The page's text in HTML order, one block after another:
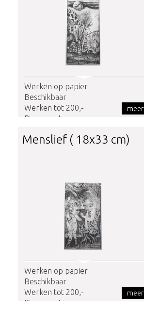
Werken op papier
Beschikbaar
Werken tot 200,-
Rinus van Leunen
meer
Menslief ( 18x33 cm)
Werken op papier
Beschikbaar
Werken tot 200,-
Rinus van Leunen
meer